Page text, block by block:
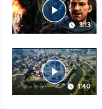
3:13
1:40